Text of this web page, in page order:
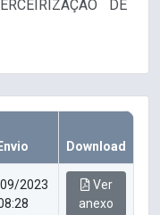
DE
Download
2023
Ver
anexo